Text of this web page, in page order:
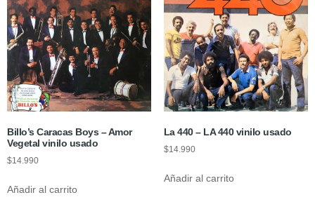
Billo’s Caracas Boys – Amor
Vegetal vinilo usado
$14.990
Añadir al carrito
La 440 – LA 440 vinilo usado
$14.990
Añadir al carrito